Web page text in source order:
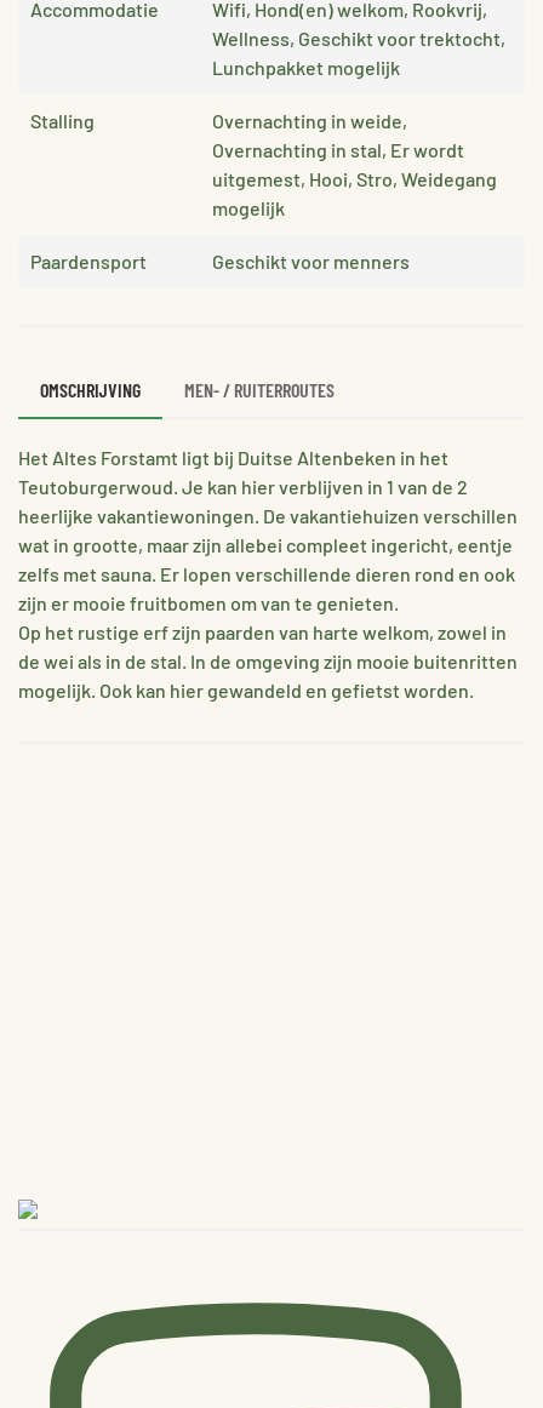
Accommodatie
Wifi, Hond(en) welkom, Rookvrij,
Wellness, Geschikt voor trektocht,
Lunchpakket mogelijk
Stalling
Overnachting in weide,
Overnachting in stal, Er wordt
uitgemest, Hooi, Stro, Weidegang
mogelijk
Paardensport Geschikt voor menners
OMSCHRIJVING MEN- / RUITERROUTES
Het Altes Forstamt ligt bij Duitse Altenbeken in het
Teutoburgerwoud. Je kan hier verblijven in 1 van de 2
heerlijke vakantiewoningen. De vakantiehuizen verschillen
wat in grootte, maar zijn allebei compleet ingericht, eentje
zelfs met sauna. Er lopen verschillende dieren rond en ook
zijn er mooie fruitbomen om van te genieten.
Op het rustige erf zijn paarden van harte welkom, zowel in
de wei als in de stal. In de omgeving zijn mooie buitenritten
mogelijk. Ook kan hier gewandeld en gefietst worden.